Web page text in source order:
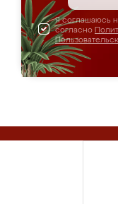
Я соглашаюсь
согласно